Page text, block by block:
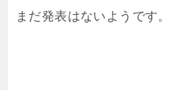
まだ発表はないようです。